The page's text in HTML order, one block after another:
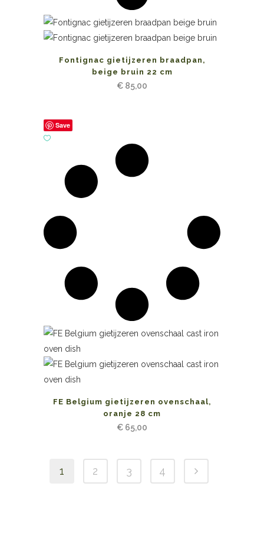
Fontignac gietijzeren braadpan,
beige bruin 22 cm
€ 85,00
Save
FE Belgium gietijzeren ovenschaal,
oranje 28 cm
€ 65,00
1 2 3 4